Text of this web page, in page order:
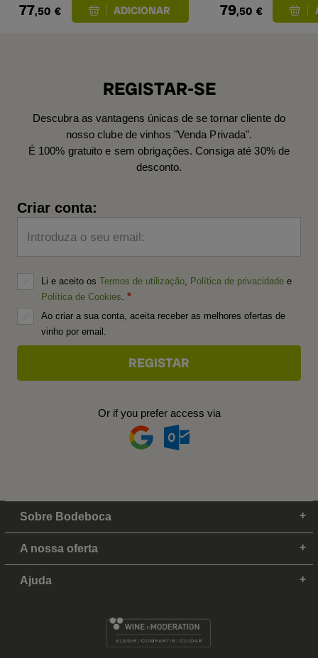
77,50 € 79,50 €
REGISTAR-SE
Descubra as vantagens únicas de se tornar cliente do
nosso clube de vinhos "Venda Privada".
É 100% gratuito e sem obrigações. Consiga até 30% de
desconto.
Criar conta:
Introduza o seu email:
Li e aceito os Termos de utilização Política de privacidade e
Política de Cookies
Ao criar a sua conta, aceita receber as melhores ofertas de
vinho por email.
Or if you prefer access via
Sobre Bodeboca
A nossa oferta
Ajuda